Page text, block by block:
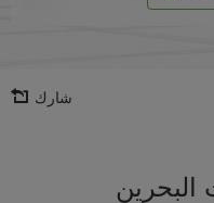
شارك
البحرين